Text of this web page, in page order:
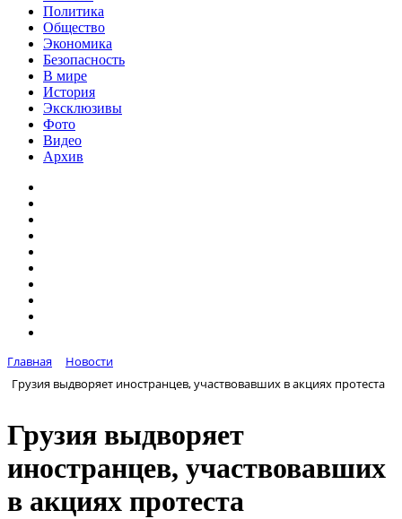
Политика
Общество
Экономика
Безопасность
В мире
История
Эксклюзивы
Фото
Видео
Архив
Главная
Новости
Грузия выдворяет иностранцев, участвовавших в акциях протеста
Грузия выдворяет
иностранцев, участвовавших
в акциях протеста